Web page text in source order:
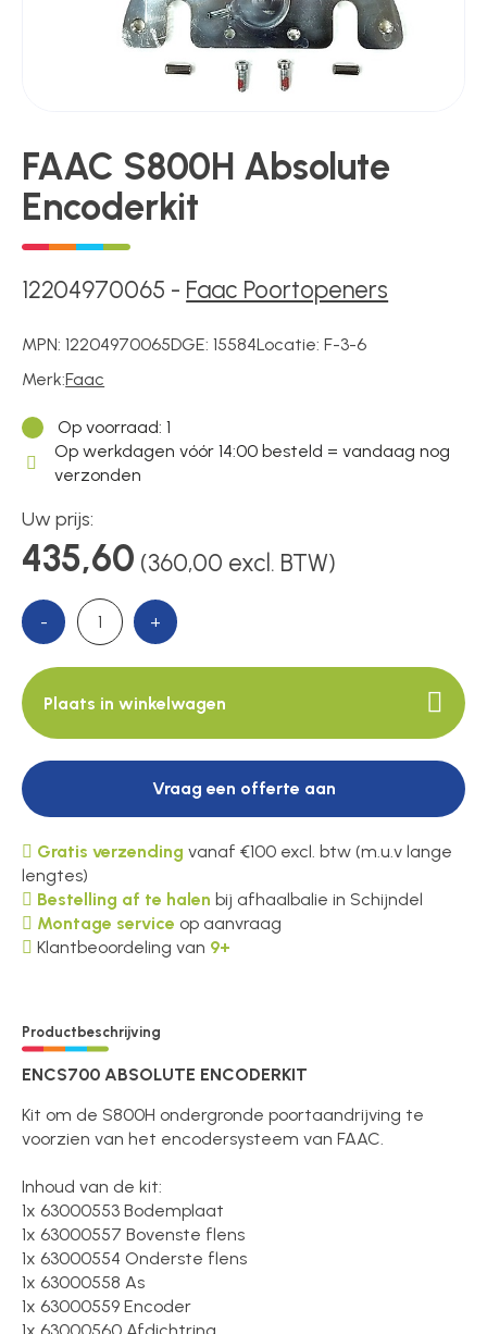
Toegangscontrole
Toegangsverlening
Over ons
Contact
FAAC S800H Absolute
Encoderkit
12204970065 - Faac Poortopeners
MPN:12204970065DGE:15584Locatie:F-3-6
Merk:Faac
Op voorraad: 1
Op werkdagen vóór 14:00 besteld = vandaag nog
verzonden
Uw prijs:
435,60 (360,00 excl. BTW)
- +
Plaats in winkelwagen
Vraag een offerte aan
Gratis verzending vanaf €100 excl. btw (m.u.v lange
lengtes)
Bestelling af te halen bij afhaalbalie in Schijndel
Montage service op aanvraag
Klantbeoordeling van 9+
Productbeschrijving
ENCS700 ABSOLUTE ENCODERKIT
Kit om de S800H ondergronde poortaandrijving te
voorzien van het encodersysteem van FAAC.
Inhoud van de kit:
1x 63000553 Bodemplaat
1x 63000557 Bovenste flens
1x 63000554 Onderste flens
1x 63000558 As
1x 63000559 Encoder